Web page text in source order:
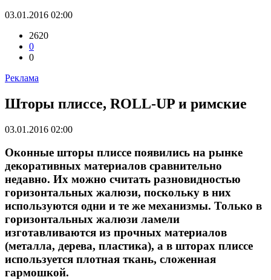
03.01.2016 02:00
2620
0
0
Реклама
Шторы плиссе, ROLL-UP и римские
03.01.2016 02:00
Оконные шторы плиссе появились на рынке
декоративных материалов сравнительно
недавно. Их можно считать разновидностью
горизонтальных жалюзи, поскольку в них
используются одни и те же механизмы. Только в
горизонтальных жалюзи ламели
изготавливаются из прочных материалов
(металла, дерева, пластика), а в шторах плиссе
используется плотная ткань, сложенная
гармошкой.